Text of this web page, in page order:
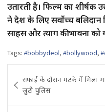
उतारती है। फिल्म का शीर्षक
ने देश के लिए सर्वोच्च
साहस और त्याग की भावना को
Tags: #bobbydeol, #bollywood,
navigation
सफाई के दौरान मटके में मिला
जुटी पुलिस